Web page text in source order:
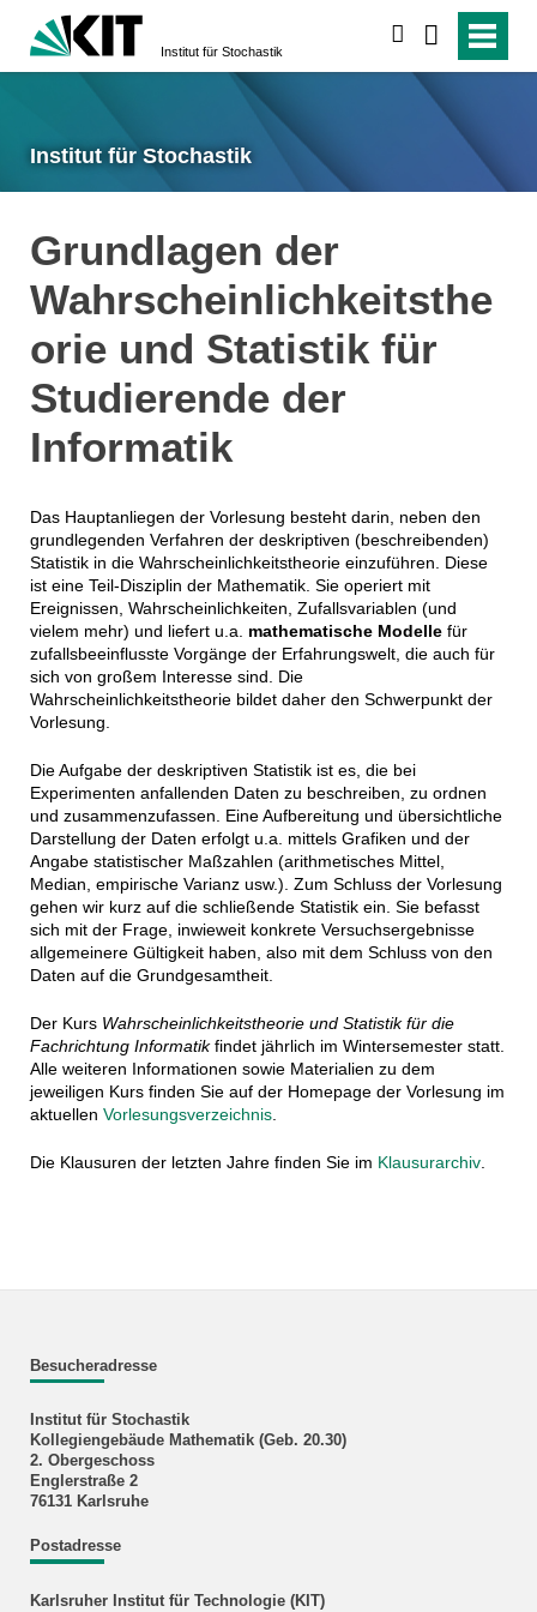
Institut für Stochastik
Institut für Stochastik
Grundlagen der
Wahrscheinlichkeitsthe
orie und Statistik für
Studierende der
Informatik
Das Hauptanliegen der Vorlesung besteht darin, neben den
grundlegenden Verfahren der deskriptiven (beschreibenden)
Statistik in die Wahrscheinlichkeitstheorie einzuführen. Diese
ist eine Teil-Disziplin der Mathematik. Sie operiert mit
Ereignissen, Wahrscheinlichkeiten, Zufallsvariablen (und
vielem mehr) und liefert u.a. mathematische Modellefür
zufallsbeeinflusste Vorgänge der Erfahrungswelt, die auch für
sich von großem Interesse sind. Die
Wahrscheinlichkeitstheorie bildet daher den Schwerpunkt der
Vorlesung.
Die Aufgabe der deskriptiven Statistik ist es, die bei
Experimenten anfallenden Daten zu beschreiben, zu ordnen
und zusammenzufassen. Eine Aufbereitung und übersichtliche
Darstellung der Daten erfolgt u.a. mittels Grafiken und der
Angabe statistischer Maßzahlen (arithmetisches Mittel,
Median, empirische Varianz usw.). Zum Schluss der Vorlesung
gehen wir kurz auf die schließende Statistik ein. Sie befasst
sich mit der Frage, inwieweit konkrete Versuchsergebnisse
allgemeinere Gültigkeit haben, also mit dem Schluss von den
Daten auf die Grundgesamtheit.
Der Kurs Wahrscheinlichkeitstheorie und Statistik für die
Fachrichtung Informatikfindet jährlich im Wintersemester statt.
Alle weiteren Informationen sowie Materialien zu dem
jeweiligen Kurs finden Sie auf der Homepage der Vorlesung im
aktuellen Vorlesungsverzeichnis.
Die Klausuren der letzten Jahre finden Sie im Klausurarchiv.
Besucheradresse
Institut für Stochastik
Kollegiengebäude Mathematik (Geb. 20.30)
2. Obergeschoss
Englerstraße 2
76131 Karlsruhe
Postadresse
Karlsruher Institut für Technologie (KIT)